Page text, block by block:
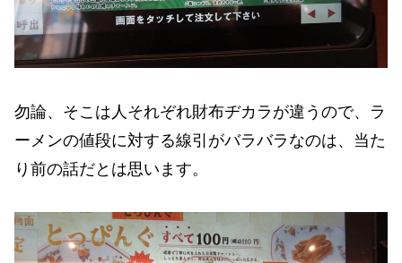
勿論、そこは人それぞれ財布ヂカラが違うので、ラ
ーメンの値段に対する線引がバラバラなのは、当た
り前の話だとは思います。